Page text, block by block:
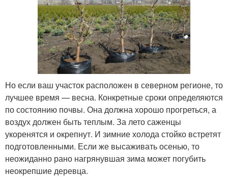
Но если ваш участок расположен в северном регионе, то
лучшее время — весна. Конкретные сроки определяются
по состоянию почвы. Она должна хорошо прогреться, а
воздух должен быть теплым. За лето саженцы
укоренятся и окрепнут. И зимние холода стойко встретят
подготовленными. Если же высаживать осенью, то
неожиданно рано нагрянувшая зима может погубить
неокрепшие деревца.